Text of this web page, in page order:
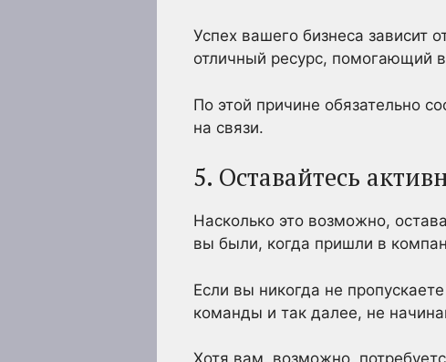
Успех вашего бизнеса зависит
отличный ресурс, помогающий
По этой причине обязательно
на связи.
5. Оставайтесь
Насколько это возможно,
вы были, когда пришли в
Если вы никогда не
команды и так далее, не
Хотя вам, возможно,